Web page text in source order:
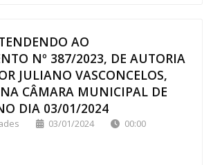
AO
Nº 387/2023, DE AUTORIA
JULIANO VASCONCELOS,
CÂMARA MUNICIPAL DE
DIA 03/01/2024
03/01/2024
00:00